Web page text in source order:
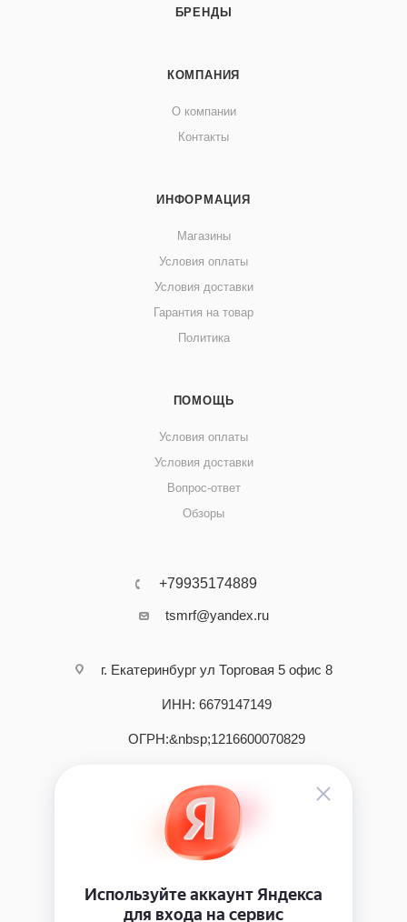
БРЕНДЫ
КОМПАНИЯ
О компании
Контакты
ИНФОРМАЦИЯ
Магазины
Условия оплаты
Условия доставки
Гарантия на товар
Политика
ПОМОЩЬ
Условия оплаты
Условия доставки
Вопрос-ответ
Обзоры
+79935174889
tsmrf@yandex.ru
г. Екатеринбург ул Торговая 5 офис 8
ИНН: 6679147149
ОГРН:&nbsp;1216600070829